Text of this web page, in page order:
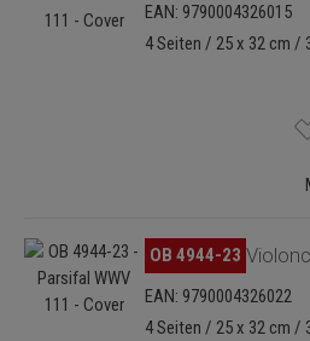
EAN: 9790004326015
4 Seiten / 25 x 32 cm /
Bildergalerie überspringen
OB 4944-23
EAN: 9790004326022
4 Seiten / 25 x 32 cm /